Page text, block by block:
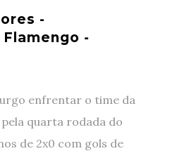
-
-
enfrentar o time da
quarta rodada do
de 2x0 com gols de